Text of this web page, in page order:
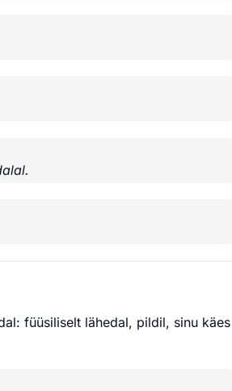
füüsiliselt lähedal, pildil, sinu käes